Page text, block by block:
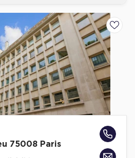
services
- Cordeliers (Lyon)
Activités
à Aix-en-Provence
75008 Paris